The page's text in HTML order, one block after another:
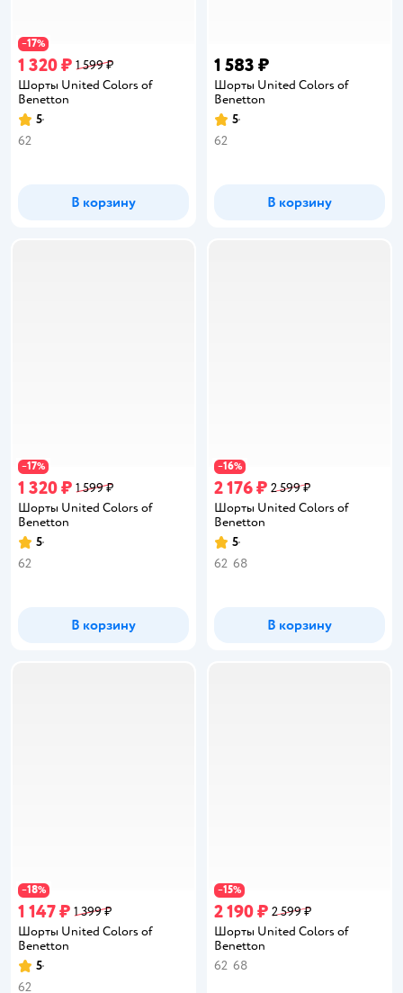
−17%
1 320 ₽ 1 599 ₽
Шорты United Colors of
Benetton
Рейтинг:
5
62
В корзину
1 583 ₽
Шорты United Colors of
Benetton
Рейтинг:
5
62
В корзину
−17%
1 320 ₽ 1 599 ₽
Шорты United Colors of
Benetton
Рейтинг:
5
62
В корзину
−16%
2 176 ₽ 2 599 ₽
Шорты United Colors of
Benetton
Рейтинг:
5
62 68
В корзину
−18%
1 147 ₽ 1 399 ₽
Шорты United Colors of
Benetton
Рейтинг:
5
62
−15%
2 190 ₽ 2 599 ₽
Шорты United Colors of
Benetton
62 68